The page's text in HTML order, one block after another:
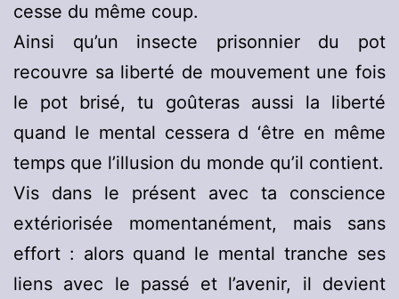
cesse du même coup.
Ainsi qu’un insecte prisonnier du pot
recouvre sa liberté de mouvement une fois
le pot brisé, tu goûteras aussi la liberté
quand le mental cessera d ‘être en même
temps que l’illusion du monde qu’il contient.
Vis dans le présent avec ta conscience
extériorisée momentanément, mais sans
effort : alors quand le mental tranche ses
liens avec le passé et l’avenir, il devient